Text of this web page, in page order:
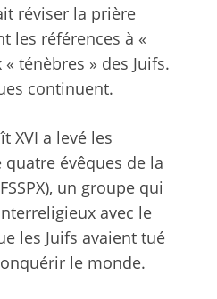
réviser la prière
les références à «
ténèbres » des Juifs.
continuent.
XVI a levé les
évêques de la
un groupe qui
avec le
les Juifs avaient tué
le monde.